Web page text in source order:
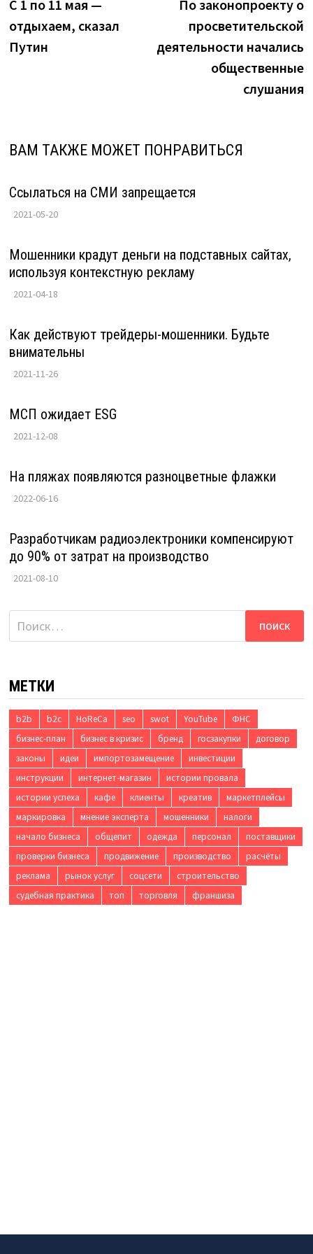
по
записям
С 1 по 11 мая —
отдыхаем, сказал
Путин
По законопроекту о
просветительской
деятельности начались
общественные
слушания
ВАМ ТАКЖЕ МОЖЕТ ПОНРАВИТЬСЯ
Ссылаться на СМИ запрещается
2021-05-20
Мошенники крадут деньги на подставных сайтах,
используя контекстную рекламу
2021-04-18
Как действуют трейдеры-мошенники. Будьте
внимательны
2021-11-26
МСП ожидает ESG
2021-12-08
На пляжах появляются разноцветные флажки
2022-06-16
Разработчикам радиоэлектроники компенсируют
до 90% от затрат на производство
2021-08-10
Найти:
МЕТКИ
b2b b2c HoReCa seo swot YouTube
ФНС
бизнес-план
бизнес в кризис бренд госзакупки
договор
законы
идеи импортозамещение
инвестиции
инструкции
интернет-магазин
истории провала
истории успеха
кафе клиенты креатив
маркетплейсы
маркировка
мнение эксперта мошенники
налоги
начало бизнеса
общепит одежда персонал
поставщики
проверки бизнеса
продвижение производство
расчёты
реклама
рынок услуг соцсети
строительство
судебная практика
топ торговля франшиза